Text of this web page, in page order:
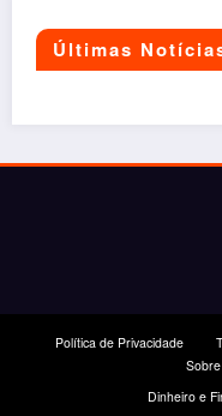
Últimas
Política de Privacidade
Dinheiro e